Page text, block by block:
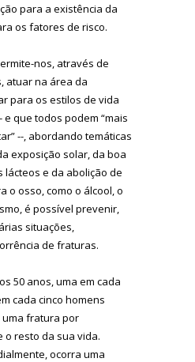
para a existência da
os fatores de risco.
nos, através de
atuar na área da
para os estilos de vida
que todos podem “mais
--, abordando temáticas
exposição solar, da boa
e da abolição de
o osso, como o álcool, o
é possível prevenir,
situações,
de fraturas.
50 anos, uma em cada
cada cinco homens
fratura por
resto da sua vida.
ocorra uma